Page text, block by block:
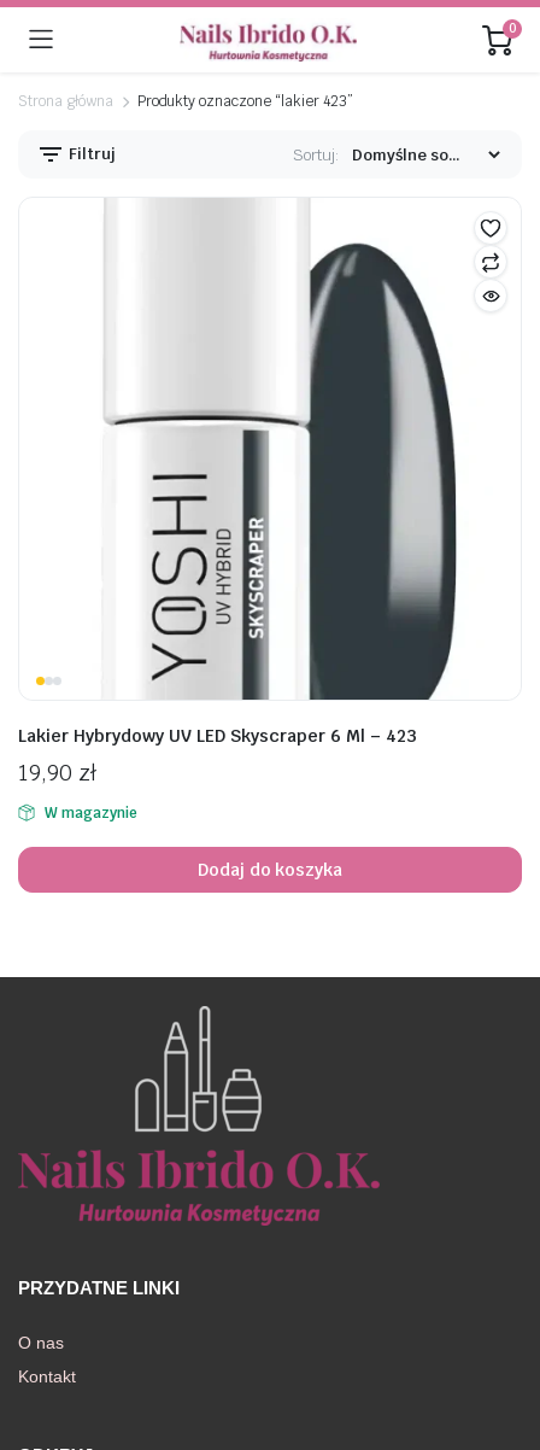
0
Strona główna Produkty oznaczone “lakier 423”
Filtruj Sortuj:
Lakier Hybrydowy UV LED Skyscraper 6 Ml – 423
19,90 zł
W magazynie
Dodaj do koszyka
PRZYDATNE LINKI
O nas
Kontakt